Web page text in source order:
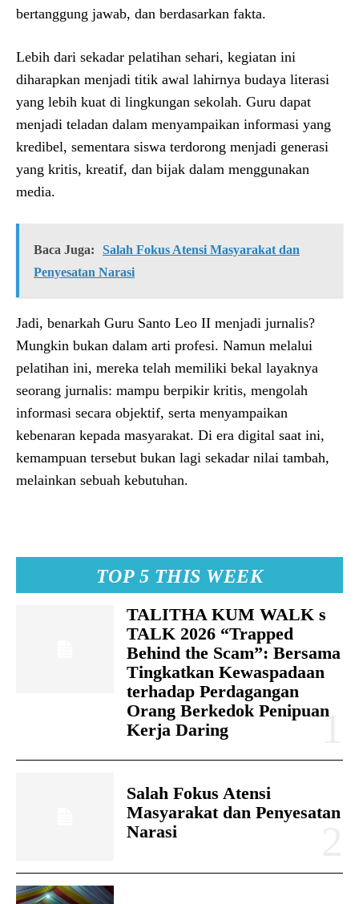
TOP 5 THIS WEEK
TALITHA KUM WALK s
TALK 2026 “Trapped
Behind the Scam”: Bersama
Tingkatkan Kewaspadaan
terhadap Perdagangan
Orang Berkedok Penipuan
Kerja Daring
Salah Fokus Atensi
Masyarakat dan Penyesatan
Narasi
bertanggung jawab, dan berdasarkan fakta.
Lebih dari sekadar pelatihan sehari, kegiatan ini
diharapkan menjadi titik awal lahirnya budaya literasi
yang lebih kuat di lingkungan sekolah. Guru dapat
menjadi teladan dalam menyampaikan informasi yang
kredibel, sementara siswa terdorong menjadi generasi
yang kritis, kreatif, dan bijak dalam menggunakan
media.
Baca Juga:
Salah Fokus Atensi Masyarakat dan
Penyesatan Narasi
Jadi, benarkah Guru Santo Leo II menjadi jurnalis?
Mungkin bukan dalam arti profesi. Namun melalui
pelatihan ini, mereka telah memiliki bekal layaknya
seorang jurnalis: mampu berpikir kritis, mengolah
informasi secara objektif, serta menyampaikan
kebenaran kepada masyarakat. Di era digital saat ini,
kemampuan tersebut bukan lagi sekadar nilai tambah,
melainkan sebuah kebutuhan.